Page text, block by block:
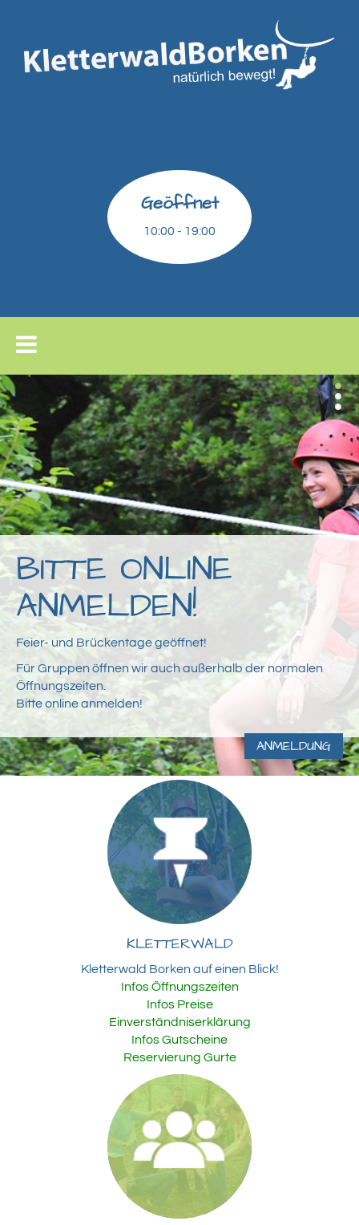
Geöffnet
10:00 - 19:00
BITTE ONLINE
ANMELDEN!
Feier- und Brückentage geöffnet!
Für Gruppen öffnen wir auch außerhalb der normalen
Öffnungszeiten.
Bitte online anmelden!
ANMELDUNG
KLETTERWALD
Kletterwald Borken auf einen Blick!
Infos Öffnungszeiten
Infos Preise
Einverständniserklärung
Infos Gutscheine
Reservierung Gurte